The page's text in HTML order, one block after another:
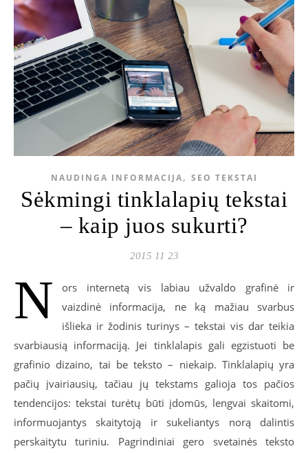
NAUDINGA INFORMACIJA, SEO TEKSTAI
Sėkmingi tinklalapių tekstai
– kaip juos sukurti?
2015 11 23
N
ors internetą vis labiau užvaldo grafinė ir
vaizdinė informacija, ne ką mažiau svarbus
išlieka ir žodinis turinys – tekstai vis dar teikia
svarbiausią informaciją. Jei tinklalapis gali egzistuoti be
grafinio dizaino, tai be teksto – niekaip. Tinklalapių yra
pačių įvairiausių, tačiau jų tekstams galioja tos pačios
tendencijos: tekstai turėtų būti įdomūs, lengvai skaitomi,
informuojantys skaitytoją ir sukeliantys norą dalintis
perskaitytu turiniu. Pagrindiniai gero svetainės teksto